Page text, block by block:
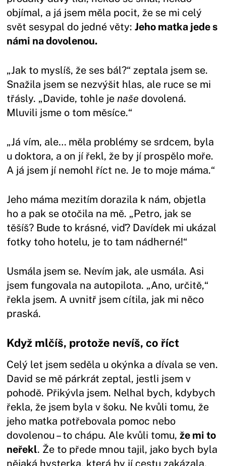
objímal, a já jsem měla pocit, že se mi celý
svět sesypal do jedné věty:Jeho matka jede s
námi na dovolenou.
„Jak to myslíš, že ses bál?“ zeptala jsem se.
Snažila jsem se nezvýšit hlas, ale ruce se mi
třásly. „Davide, tohle je naše dovolená.
Mluvili jsme o tom měsíce.“
„Já vím, ale… měla problémy se srdcem, byla
u doktora, a on jí řekl, že by jí prospělo moře.
A já jsem jí nemohl říct ne. Je to moje máma.“
Jeho máma mezitím dorazila k nám, objetla
ho a pak se otočila na mě. „Petro, jak se
těšíš? Bude to krásné, viď? Davídek mi ukázal
fotky toho hotelu, je to tam nádherné!“
Usmála jsem se. Nevím jak, ale usmála. Asi
jsem fungovala na autopilota. „Ano, určitě,“
řekla jsem. A uvnitř jsem cítila, jak mi něco
praská.
Když mlčíš, protože nevíš, co říct
Celý let jsem seděla u okýnka a dívala se ven.
David se mě párkrát zeptal, jestli jsem v
pohodě. Přikývla jsem. Nelhal bych, kdybych
řekla, že jsem byla v šoku. Ne kvůli tomu, že
jeho matka potřebovala pomoc nebo
dovolenou – to chápu. Ale kvůli tomu,že mi to
neřekl. Že to přede mnou tajil, jako bych byla
nějaká hysterka, která by jí cestu zakázala.